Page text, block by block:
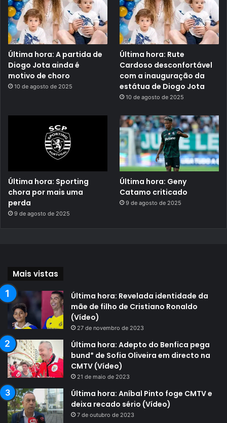
Última hora: A partida de
Diogo Jota ainda é
motivo de choro
10 de agosto de 2025
Última hora: Rute
Cardoso desconfortável
com a inauguração da
estátua de Diogo Jota
10 de agosto de 2025
Última hora: Sporting
chora por mais uma
perda
9 de agosto de 2025
Última hora: Geny
Catamo criticado
9 de agosto de 2025
Mais vistas
Última hora: Revelada identidade da
mãe de filho de Cristiano Ronaldo
(Vídeo)
27 de novembro de 2023
Última hora: Adepto do Benfica pega
bund* de Sofia Oliveira em directo na
CMTV (Vídeo)
21 de maio de 2023
Última hora: Aníbal Pinto foge CMTV e
deixa recado sério (Vídeo)
7 de outubro de 2023